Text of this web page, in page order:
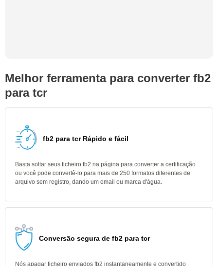
Melhor ferramenta para converter fb2
para tcr
fb2 para tcr Rápido e fácil
Basta soltar seus ficheiro fb2 na página para converter a certificação
ou você pode convertê-lo para mais de 250 formatos diferentes de
arquivo sem registro, dando um email ou marca d'água.
Conversão segura de fb2 para tcr
Nós apagar ficheiro enviados fb2 instantaneamente e convertido